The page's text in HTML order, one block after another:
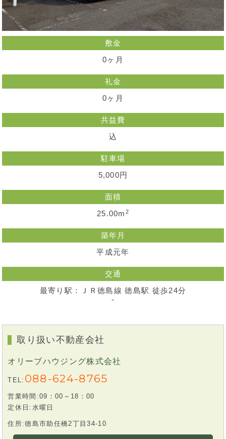
敷金
0ヶ月
礼金
0ヶ月
共益費
込
駐車場
5,000円
面積
25.00m 2
築年月
平成元年
交通
最寄り駅：ＪＲ徳島線 徳島駅 徒歩24分
-
取り扱い不動産会社
オリーブハウジング株式会社
TEL: 088-624-8765
営業時間:09：00～18：00
定休日:水曜日
住所:徳島市助任橋2丁目34-10